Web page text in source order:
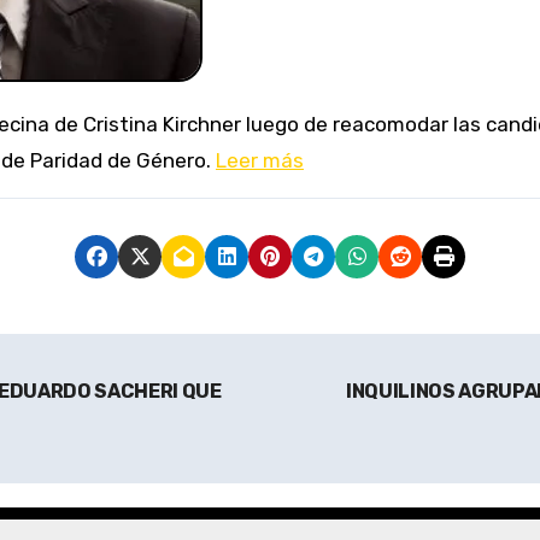
Paridad de Género. Leer más
SACHERI QUE INQUILINOS